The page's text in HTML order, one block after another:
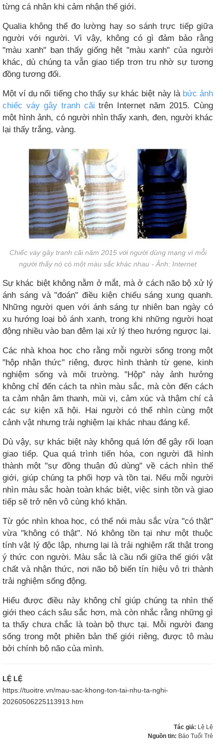
từng cá nhân khi cảm nhận thế giới.
Qualia không thể đo lường hay so sánh trực tiếp giữa
người với người. Vì vậy, không có gì đảm bảo rằng
"màu xanh" bạn thấy giống hệt "màu xanh" của người
khác, dù chúng ta vẫn giao tiếp trơn tru nhờ sự tương
đồng tương đối.
Một ví dụ nổi tiếng cho thấy sự khác biệt này là bức ảnh
chiếc váy gây tranh cãi trên Internet năm 2015. Cùng
một hình ảnh, có người nhìn thấy xanh, đen, người khác
lại thấy trắng, vàng.
Chiếc váy gây tranh cãi năm 2015 với người dùng mạng vì mỗi
người thấy nó có một màu sắc khác nhau - Ảnh: Internet
Sự khác biệt không nằm ở mắt, mà ở cách não bộ xử lý
ánh sáng và "đoán" điều kiện chiếu sáng xung quanh.
Những người quen với ánh sáng tự nhiên ban ngày có
xu hướng loại bỏ ánh xanh, trong khi những người hoạt
động nhiều vào ban đêm lại xử lý theo hướng ngược lại.
Các nhà khoa học cho rằng mỗi người sống trong một
"hộp nhận thức" riêng, được hình thành từ gene, kinh
nghiệm sống và môi trường. "Hộp" này ảnh hưởng
không chỉ đến cách ta nhìn màu sắc, mà còn đến cách
ta cảm nhận âm thanh, mùi vị, cảm xúc và thậm chí cả
các sự kiện xã hội. Hai người có thể nhìn cùng một
cảnh vật nhưng trải nghiệm lại khác nhau đáng kể.
Dù vậy, sự khác biệt này không quá lớn để gây rối loạn
giao tiếp. Qua quá trình tiến hóa, con người đã hình
thành một "sự đồng thuận đủ dùng" về cách nhìn thế
giới, giúp chúng ta phối hợp và tồn tại. Nếu mỗi người
nhìn màu sắc hoàn toàn khác biệt, việc sinh tồn và giao
tiếp sẽ trở nên vô cùng khó khăn.
Từ góc nhìn khoa học, có thể nói màu sắc vừa "có thật"
vừa "không có thật". Nó không tồn tại như một thuộc
tính vật lý độc lập, nhưng lại là trải nghiệm rất thật trong
ý thức con người. Màu sắc là cầu nối giữa thế giới vật
chất và nhận thức, nơi não bộ biến tín hiệu vô tri thành
trải nghiệm sống động.
Hiểu được điều này không chỉ giúp chúng ta nhìn thế
giới theo cách sâu sắc hơn, mà còn nhắc rằng những gì
ta thấy chưa chắc là toàn bộ thực tại. Mỗi người đang
sống trong một phiên bản thế giới riêng, được tô màu
bởi chính bộ não của mình.
LỆ LỆ
https://tuoitre.vn/mau-sac-khong-ton-tai-nhu-ta-nghi-
20260506225113913.htm
Tác giả: Lệ Lệ
Nguồn tin: Báo Tuổi Trẻ